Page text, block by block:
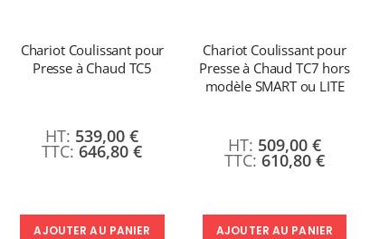
Chariot Coulissant pour
Presse à Chaud TC5
646,80 €
539,00 €
AJOUTER AU PANIER
Chariot Coulissant pour
Presse à Chaud TC7 hors
modèle SMART ou LITE
610,80 €
509,00 €
AJOUTER AU PANIER